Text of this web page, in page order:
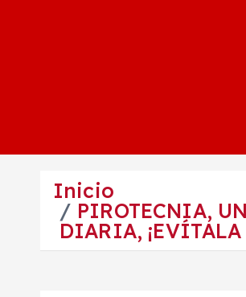
Inicio
PIROTECNIA,
DIARIA,